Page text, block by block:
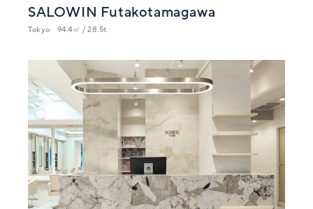
SALOWIN Futakotamagawa
Tokyo 94.4㎡ / 28.5t